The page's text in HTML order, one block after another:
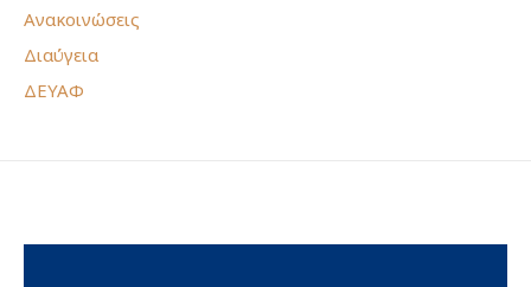
Ανακοινώσεις
Διαύγεια
ΔΕΥΑΦ